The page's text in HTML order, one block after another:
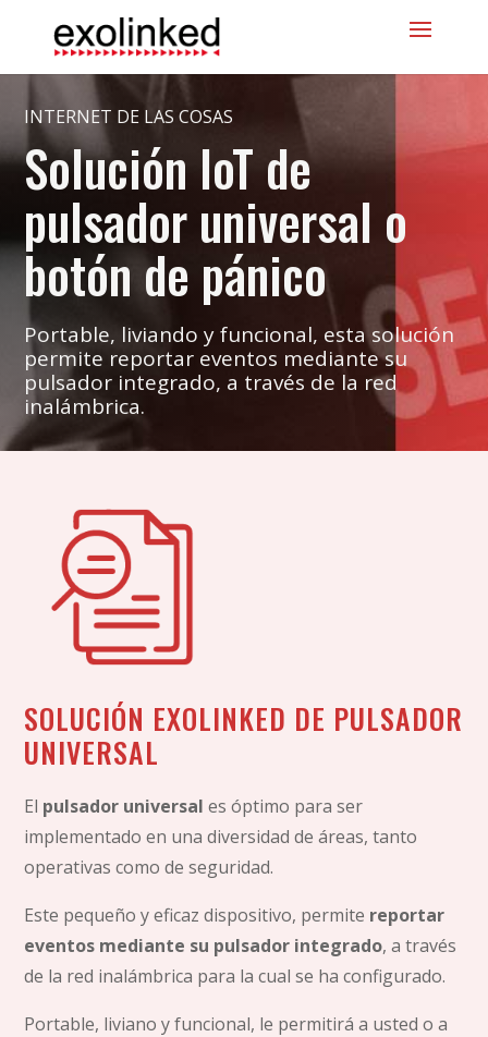
INTERNET DE LAS COSAS
Solución IoT de
pulsador universal o
botón de pánico
Portable, liviando y funcional, esta solución
permite reportar eventos mediante su
pulsador integrado, a través de la red
inalámbrica.
SOLUCIÓN EXOLINKED DE PULSADOR
UNIVERSAL
El pulsador universal es óptimo para ser
implementado en una diversidad de áreas, tanto
operativas como de seguridad.
Este pequeño y eficaz dispositivo, permite reportar
eventos mediante su pulsador integrado, a través
de la red inalámbrica para la cual se ha configurado.
Portable, liviano y funcional, le permitirá a usted o a